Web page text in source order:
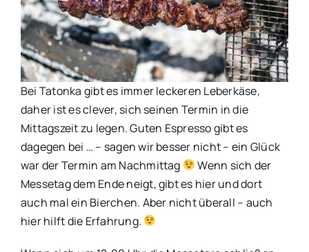
Bei Tatonka gibt es immer leckeren Leberkäse,
daher ist es clever, sich seinen Termin in die
Mittagszeit zu legen. Guten Espresso gibt es
dagegen bei … – sagen wir besser nicht – ein Glück
war der Termin am Nachmittag
Wenn sich der
Messetag dem Ende neigt, gibt es hier und dort
auch mal ein Bierchen. Aber nicht überall – auch
hier hilft die Erfahrung.